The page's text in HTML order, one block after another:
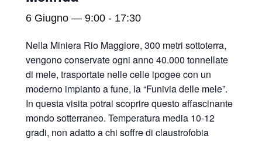
6 Giugno — 9:00 - 17:30
Nella Miniera Rio Maggiore, 300 metri sottoterra,
vengono conservate ogni anno 40.000 tonnellate
di mele, trasportate nelle celle ipogee con un
moderno impianto a fune, la “Funivia delle mele”.
In questa visita potrai scoprire questo affascinante
mondo sotterraneo. Temperatura media 10-12
gradi, non adatto a chi soffre di claustrofobia